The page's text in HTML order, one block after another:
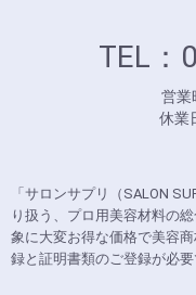
TEL：
営
休
「サロンサプリ（SALON
り扱う、プロ用美容材料の
象に大変お得な価格で美容
録と証明書類のご登録が必要